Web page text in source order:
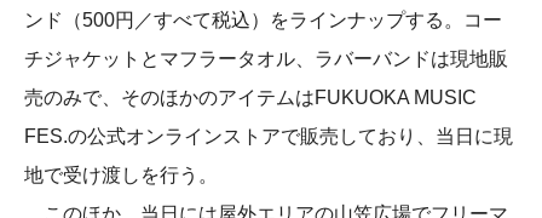
ンド（500円／すべて税込）をラインナップする。コー
チジャケットとマフラータオル、ラバーバンドは現地販
売のみで、そのほかのアイテムはFUKUOKA MUSIC
FES.の公式オンラインストアで販売しており、当日に現
地で受け渡しを行う。
このほか、当日には屋外エリアの山笠広場でフリーマ